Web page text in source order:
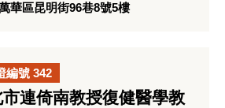
華區昆明街96巷8號5樓
編號 342
連倚南教授復健醫學教